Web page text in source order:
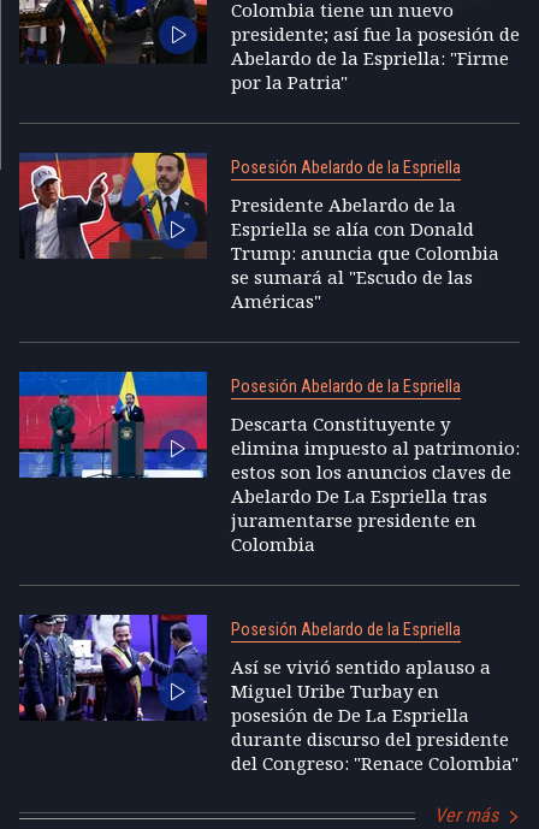
Colombia tiene un nuevo
presidente; así fue la posesión de
Abelardo de la Espriella: "Firme
por la Patria"
Posesión Abelardo de la Espriella
Presidente Abelardo de la
Espriella se alía con Donald
Trump: anuncia que Colombia
se sumará al "Escudo de las
Américas"
Posesión Abelardo de la Espriella
Descarta Constituyente y
elimina impuesto al patrimonio:
estos son los anuncios claves de
Abelardo De La Espriella tras
juramentarse presidente en
Colombia
Posesión Abelardo de la Espriella
Así se vivió sentido aplauso a
Miguel Uribe Turbay en
posesión de De La Espriella
durante discurso del presidente
del Congreso: "Renace Colombia"
Ver más